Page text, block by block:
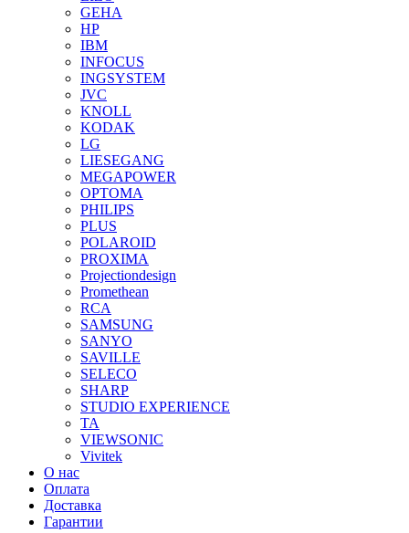
GEHA
HP
IBM
INFOCUS
INGSYSTEM
JVC
KNOLL
KODAK
LG
LIESEGANG
MEGAPOWER
OPTOMA
PHILIPS
PLUS
POLAROID
PROXIMA
Projectiondesign
Promethean
RCA
SAMSUNG
SANYO
SAVILLE
SELECO
SHARP
STUDIO EXPERIENCE
TA
VIEWSONIC
Vivitek
О нас
Оплата
Доставка
Гарантии